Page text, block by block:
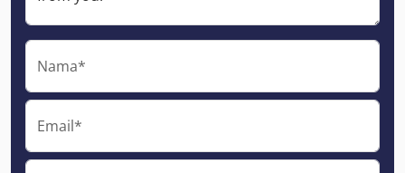
Nama*
Email*